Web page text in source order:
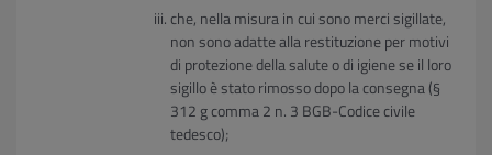
che, nella misura in cui sono merci sigillate,
non sono adatte alla restituzione per motivi
di protezione della salute o di igiene se il loro
sigillo è stato rimosso dopo la consegna (§
312 g comma 2 n. 3 BGB-Codice civile
tedesco);